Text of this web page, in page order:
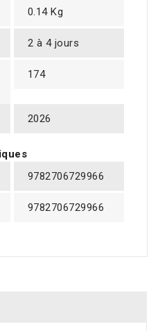
0.14 Kg
2 à 4 jours
174
2026
9782706729966
9782706729966